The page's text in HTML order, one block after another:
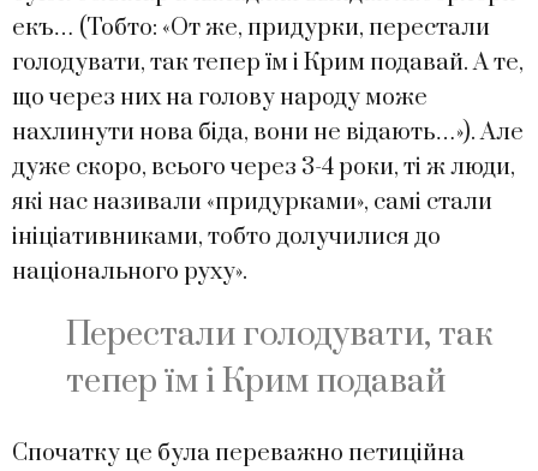
екъ… (Тобто: «От же, придурки, перестали
голодувати, так тепер їм і Крим подавай. А те,
що через них на голову народу може
нахлинути нова біда, вони не відають…»). Але
дуже скоро, всього через 3-4 роки, ті ж люди,
які нас називали «придурками», самі стали
ініціативниками, тобто долучилися до
національного руху».
Перестали голодувати, так
тепер їм і Крим подавай
Спочатку це була переважно петиційна